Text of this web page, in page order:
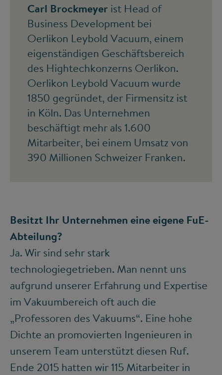
Carl Brockmeyer ist Head of
Business Development bei
Oerlikon Leybold Vacuum, einem
eigenständigen Geschäftsbereich
des Hightechkonzerns Oerlikon.
Oerlikon Leybold Vacuum wurde
1850 gegründet, der Firmensitz ist
in Köln. Das Unternehmen
beschäftigt mehr als 1.600
Mitarbeiter, bei einem Umsatz von
390 Millionen Schweizer Franken.
Besitzt Ihr Unternehmen eine eigene FuE-
Abteilung?
Ja. Wir sind sehr stark
technologiegetrieben. Man nennt uns
aufgrund unserer Erfahrung und Expertise
im Vakuumbereich oft auch die
„Professoren des Vakuums“. Eine hohe
Dichte an promovierten Ingenieuren in
unserem Team unterstützt diesen Ruf.
Ende 2015 hatten wir 115 Mitarbeiter in